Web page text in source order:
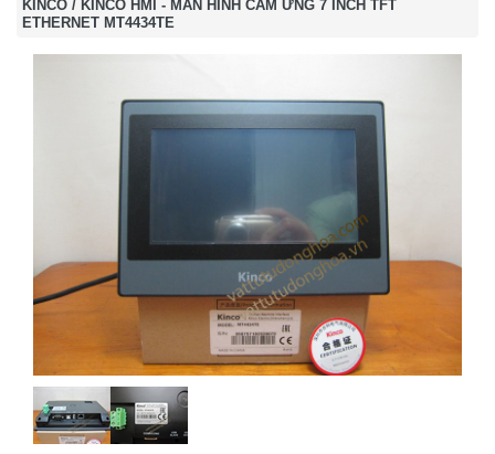
KINCO / KINCO HMI - MÀN HÌNH CẢM ỨNG 7 INCH TFT
ETHERNET MT4434TE